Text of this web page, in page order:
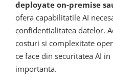
deployate on-premise
ofera capabilitatile AI
confidentialitatea datelor.
costuri si complexitate
ce face din securitatea AI
importanta.